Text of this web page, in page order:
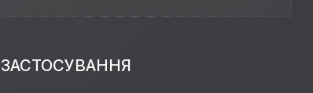
ЗАСТОСУВАННЯ